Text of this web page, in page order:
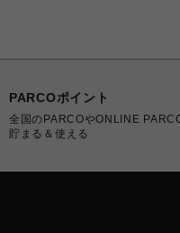
PARCOポイント
全国のPARCOやONLINE
貯まる＆使える